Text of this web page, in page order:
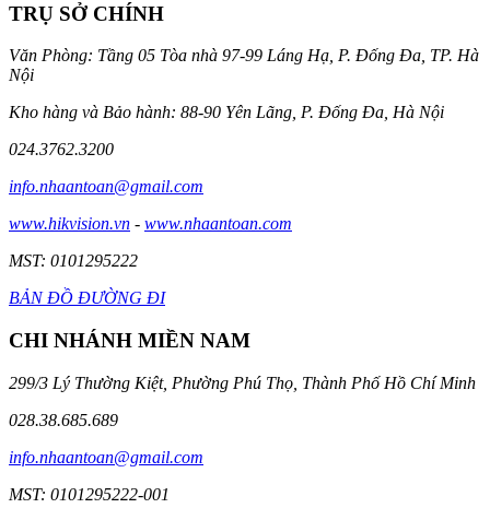
TRỤ SỞ CHÍNH
Văn Phòng: Tầng 05 Tòa nhà 97-99 Láng Hạ, P. Đống Đa, TP. Hà
Nội
Kho hàng và Bảo hành: 88-90 Yên Lãng, P. Đống Đa, Hà Nội
024.3762.3200
info.nhaantoan@gmail.com
www.hikvision.vn - www.nhaantoan.com
MST: 0101295222
BẢN ĐỒ ĐƯỜNG ĐI
CHI NHÁNH MIỀN NAM
299/3 Lý Thường Kiệt, Phường Phú Thọ, Thành Phố Hồ Chí Minh
028.38.685.689
info.nhaantoan@gmail.com
MST: 0101295222-001